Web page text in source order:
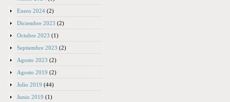
Enero 2024 (2)
Diciembre 2023 (2)
Octubre 2023 (1)
Septiembre 2023 (2)
Agosto 2023 (2)
Agosto 2019 (2)
Julio 2019 (44)
Junio 2019 (1)